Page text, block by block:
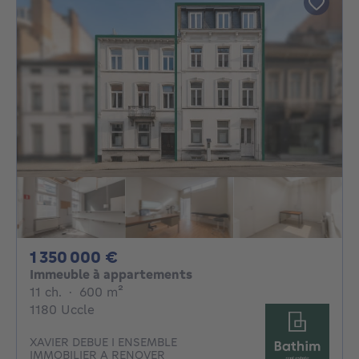
1 350 000 €
Immeuble à appartements
11 ch. 11 chambres
· 600 m²
1180 Uccle
XAVIER DEBUE I ENSEMBLE
IMMOBILIER A RENOVER